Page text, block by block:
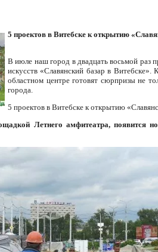
5 проектов в Витебске к открытию
В июле наш город в двадцать восьмой раз
искусств «Славянский базар в
областном центре готовят сюрпризы не
города.
5 проектов в Витебске к открытию
Летнего амфитеатра, появится